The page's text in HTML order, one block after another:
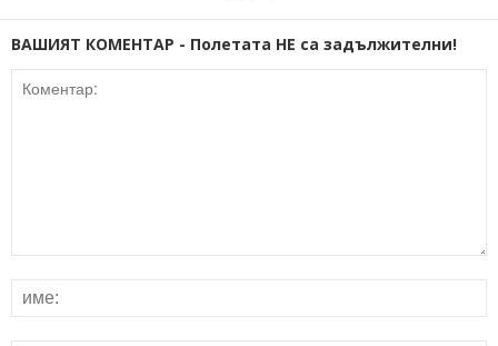
ВАШИЯТ КОМЕНТАР - Полетата НЕ са задължителни!